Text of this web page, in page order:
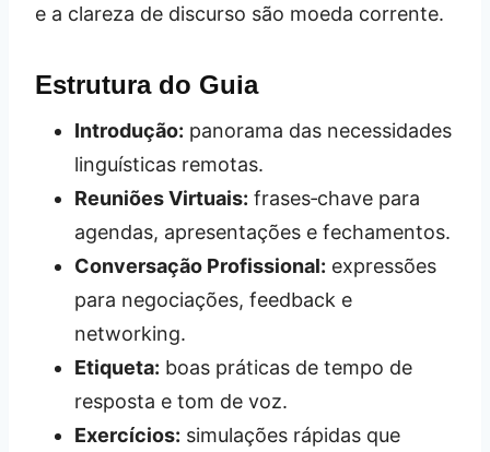
e a clareza de discurso são moeda corrente.
Estrutura do Guia
Introdução: panorama das necessidades
linguísticas remotas.
Reuniões Virtuais: frases‑chave para
agendas, apresentações e fechamentos.
Conversação Profissional: expressões
para negociações, feedback e
networking.
Etiqueta: boas práticas de tempo de
resposta e tom de voz.
Exercícios: simulações rápidas que